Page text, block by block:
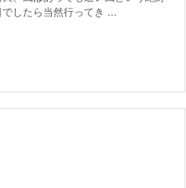
したら当然行ってき ...